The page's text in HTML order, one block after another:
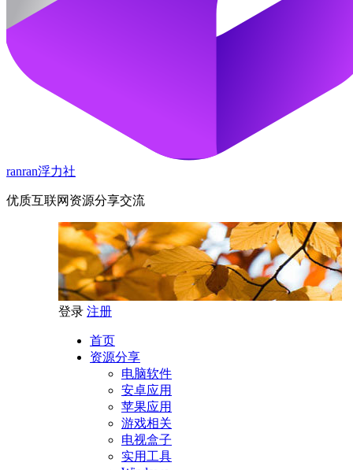
ranran浮力社
优质互联网资源分享交流
登录 注册
首页
资源分享
电脑软件
安卓应用
苹果应用
游戏相关
电视盒子
实用工具